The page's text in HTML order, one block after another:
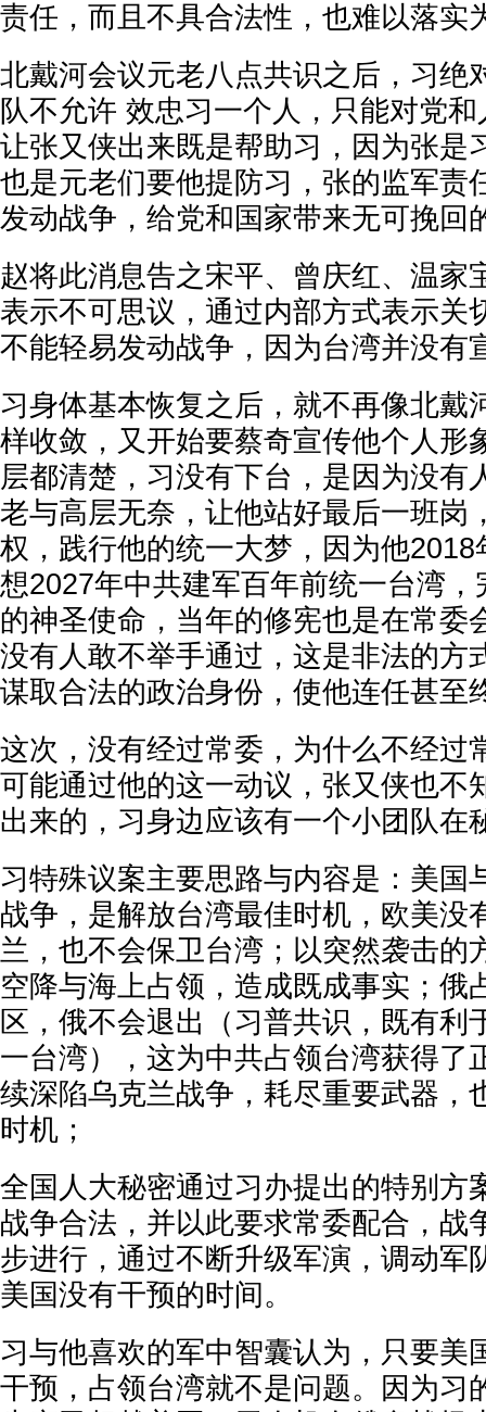
责任，而且不具合法性，也难以落实
北戴河会议元老八点共识之后，习绝
队不允许 效忠习一个人，只能对党
让张又侠出来既是帮助习，因为张是
也是元老们要他提防习，张的监军责
发动战争，给党和国家带来无可挽回
赵将此消息告之宋平、曾庆红、温家
表示不可思议，通过内部方式表示关
不能轻易发动战争，因为台湾并没有
习身体基本恢复之后，就不再像北戴
样收敛，又开始要蔡奇宣传他个人形
层都清楚，习没有下台，是因为没有
老与高层无奈，让他站好最后一班岗
权，践行他的统一大梦，因为他
想2027年中共建军百年前统一台湾
的神圣使命，当年的修宪也是在常委
没有人敢不举手通过，这是非法的方
谋取合法的政治身份，使他连任甚至
这次，没有经过常委，为什么不经过
可能通过他的这一动议，张又侠也不
出来的，习身边应该有一个小团队在
习特殊议案主要思路与内容是：美国
战争，是解放台湾最佳时机，欧美没
兰，也不会保卫台湾；以突然袭击的
空降与海上占领，造成既成事实；俄
区，俄不会退出（习普共识，既有利
一台湾），这为中共占领台湾获得了
续深陷乌克兰战争，耗尽重要武器，
时机；
全国人大秘密通过习办提出的特别方
战争合法，并以此要求常委配合，战
步进行，通过不断升级军演，调动军
美国没有干预的时间。
习与他喜欢的军中智囊认为，只要美
干预，占领台湾就不是问题。因为习